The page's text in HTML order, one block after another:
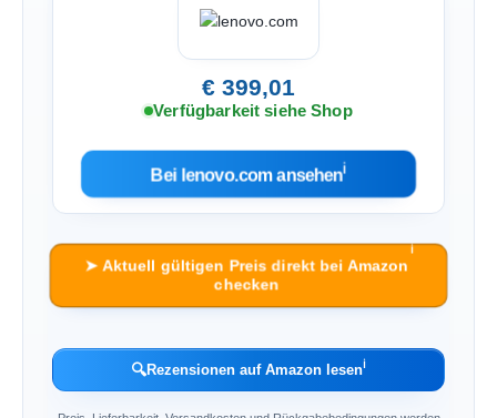
€ 399,01
Verfügbarkeit siehe Shop
Bei lenovo.com ansehenℹ︎
➤ Aktuell gültigen Preis direkt bei Amazon
checken
ℹ︎
🔍Rezensionen auf Amazon lesenℹ︎